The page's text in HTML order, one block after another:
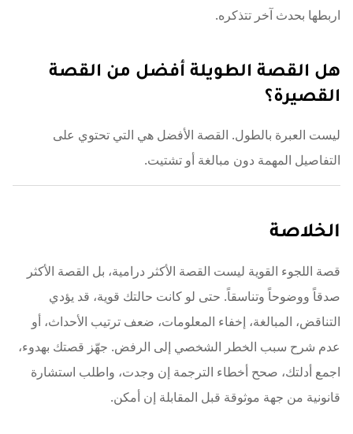
اربطها بحدث آخر تتذكره.
هل القصة الطويلة أفضل من القصة
القصيرة؟
ليست العبرة بالطول. القصة الأفضل هي التي تحتوي على
التفاصيل المهمة دون مبالغة أو تشتيت.
الخلاصة
قصة اللجوء القوية ليست القصة الأكثر درامية، بل القصة الأكثر
صدقاً ووضوحاً وتناسقاً. حتى لو كانت حالتك قوية، قد يؤدي
التناقض، المبالغة، إخفاء المعلومات، ضعف ترتيب الأحداث، أو
عدم شرح سبب الخطر الشخصي إلى الرفض. جهّز قصتك بهدوء،
اجمع أدلتك، صحح أخطاء الترجمة إن وجدت، واطلب استشارة
قانونية من جهة موثوقة قبل المقابلة إن أمكن.